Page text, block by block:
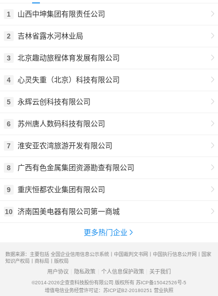
1 山西中坤集团有限责任公司
2 吉林省露水河林业局
3 北京趣动旅程体育发展有限公司
4 心灵失重（北京）科技有限公司
5 永辉云创科技有限公司
6 苏州唐人数码科技有限公司
7 淮安亚农湾旅游开发有限公司
8 广西有色金属集团资源勘查有限公司
9 重庆恒都农业集团有限公司
10 济南国美电器有限公司第一商城
更多热门企业
数据来源：主要包括 全国企业信用信息公示系统丨中国裁判文书网丨中国执行信息公开网丨国家
知识产权局丨商标局丨版权局
用户协议 隐私政策 个人信息保护政策 关于我们
©2014-2026企查查科技股份有限公司 版权所有 苏ICP备15042526号-5
增值电信业务经营许可证：苏ICP证B2-20180251 营业执照